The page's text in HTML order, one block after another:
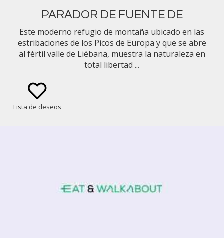
PARADOR DE FUENTE DE
Este moderno refugio de montaña ubicado en las
estribaciones de los Picos de Europa y que se abre
al fértil valle de Liébana, muestra la naturaleza en
total libertad ...
Lista de deseos